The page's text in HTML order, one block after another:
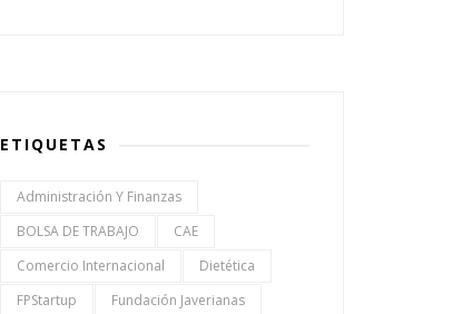
ETIQUETAS
Administración Y Finanzas
BOLSA DE TRABAJO
CAE
Comercio Internacional
Dietética
FPStartup
Fundación Javerianas